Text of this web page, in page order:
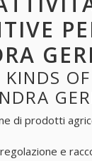
di prodotti
e